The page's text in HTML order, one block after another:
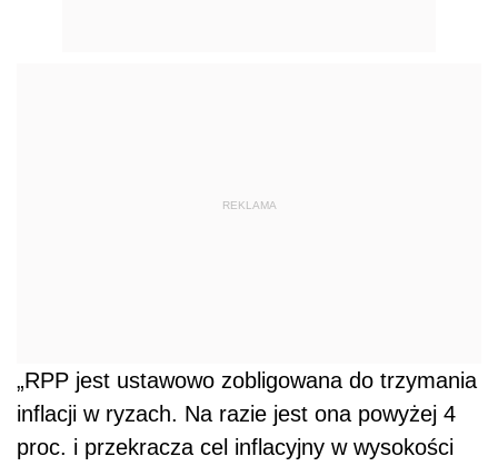
REKLAMA
„RPP jest ustawowo zobligowana do trzymania
inflacji w ryzach. Na razie jest ona powyżej 4
proc. i przekracza cel inflacyjny w wysokości